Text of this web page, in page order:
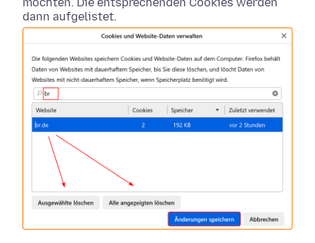
möchten. Die entsprechenden Cookies werden
dann aufgelistet.